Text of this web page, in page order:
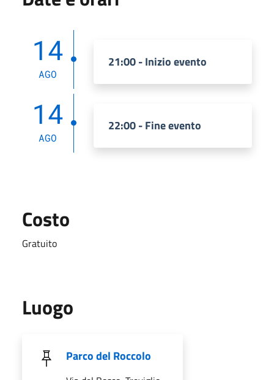
14
AGO
21:00 - Inizio evento
14
AGO
22:00 - Fine evento
Costo
Gratuito
Luogo
Parco del Roccolo